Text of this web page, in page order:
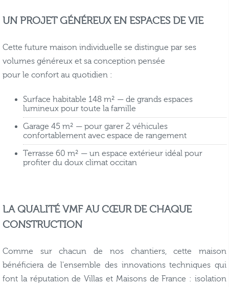
UN PROJET GÉNÉREUX EN ESPACES DE VIE
Cette future maison individuelle se distingue par ses
volumes généreux et sa conception pensée
pour le confort au quotidien :
Surface habitable 148 m² — de grands espaces
lumineux pour toute la famille
Garage 45 m² — pour garer 2 véhicules
confortablement avec espace de rangement
Terrasse 60 m² — un espace extérieur idéal pour
profiter du doux climat occitan
LA QUALITÉ VMF AU CŒUR DE CHAQUE
CONSTRUCTION
Comme sur chacun de nos chantiers, cette maison
bénéficiera de l'ensemble des innovations techniques qui
font la réputation de Villas et Maisons de France : isolation